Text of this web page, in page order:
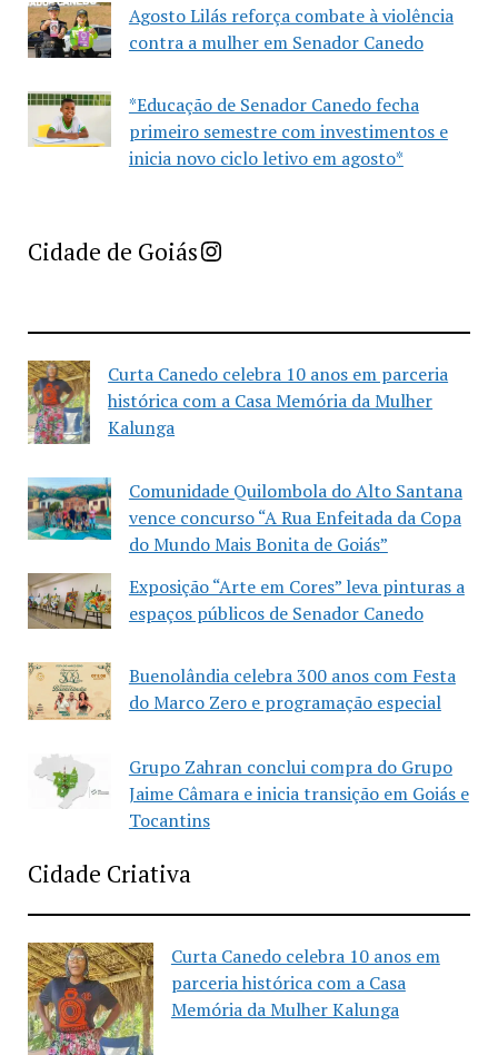
Agosto Lilás reforça combate à violência
contra a mulher em Senador Canedo
*Educação de Senador Canedo fecha
primeiro semestre com investimentos e
inicia novo ciclo letivo em agosto*
Cidade de GoiásImprensa Criativa da Cidade de Goiás
Curta Canedo celebra 10 anos em parceria
histórica com a Casa Memória da Mulher
Kalunga
Comunidade Quilombola do Alto Santana
vence concurso “A Rua Enfeitada da Copa
do Mundo Mais Bonita de Goiás”
Exposição “Arte em Cores” leva pinturas a
espaços públicos de Senador Canedo
Buenolândia celebra 300 anos com Festa
do Marco Zero e programação especial
Grupo Zahran conclui compra do Grupo
Jaime Câmara e inicia transição em Goiás e
Tocantins
Cidade Criativa
Curta Canedo celebra 10 anos em
parceria histórica com a Casa
Memória da Mulher Kalunga